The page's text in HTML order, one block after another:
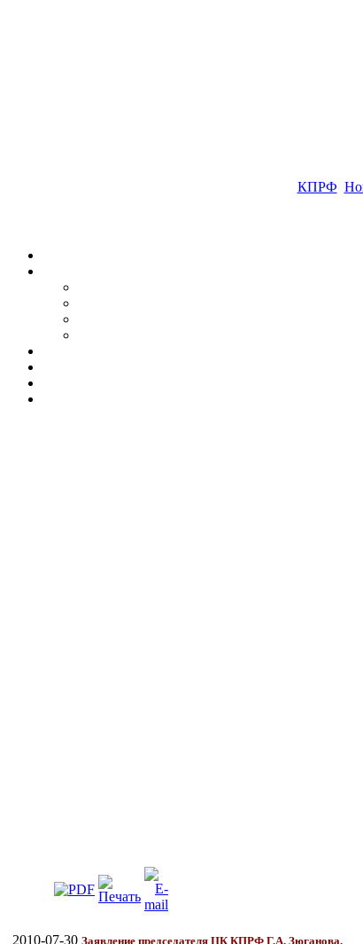
КПРФ
2010-07-30 Заявление председателя ЦК КПРФ Г.А. Зюганова.